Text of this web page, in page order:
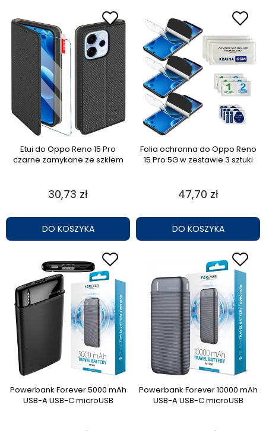
Etui do Oppo Reno 15 Pro
czarne zamykane ze szkłem
30,73 zł
DO KOSZYKA
Folia ochronna do Oppo Reno
15 Pro 5G w zestawie 3 sztuki
47,70 zł
DO KOSZYKA
Powerbank Forever 5000 mAh
USB-A USB-C microUSB
Powerbank Forever 10000 mAh
USB-A USB-C microUSB